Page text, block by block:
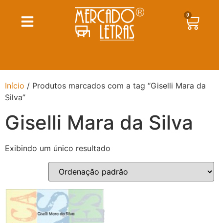
0
Início / Produtos marcados com a tag “Giselli Mara da
Silva”
Giselli Mara da Silva
Exibindo um único resultado